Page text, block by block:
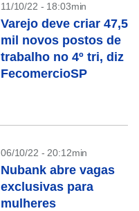
11/10/22 - 18:03min
Varejo deve criar 47,5
mil novos postos de
trabalho no 4º tri, diz
FecomercioSP
06/10/22 - 20:12min
Nubank abre vagas
exclusivas para
mulheres